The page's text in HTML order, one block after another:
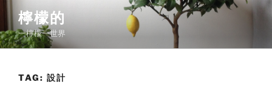
content
檸檬的
一檸檬一世界
TAG: 設計